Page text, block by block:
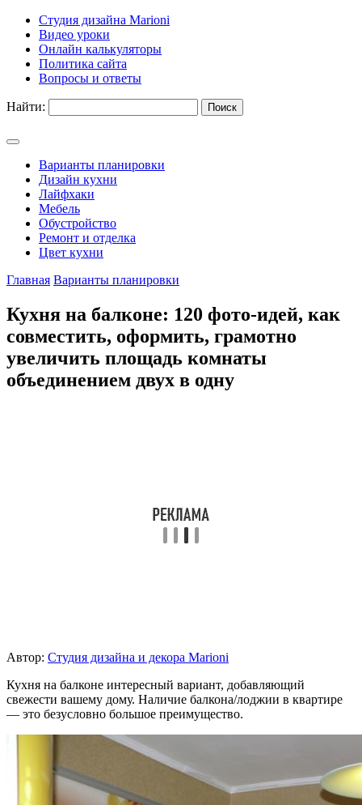
Студия дизайна Marioni
Видео уроки
Онлайн калькуляторы
Политика сайта
Вопросы и ответы
Найти:
Варианты планировки
Дизайн кухни
Лайфхаки
Мебель
Обустройство
Ремонт и отделка
Цвет кухни
Главная Варианты планировки
Кухня на балконе: 120 фото-идей, как
совместить, оформить, грамотно
увеличить площадь комнаты
объединением двух в одну
Автор: Студия дизайна и декора Marioni
Кухня на балконе интересный вариант, добавляющий
свежести вашему дому. Наличие балкона/лоджии в квартире
— это безусловно большое преимущество.